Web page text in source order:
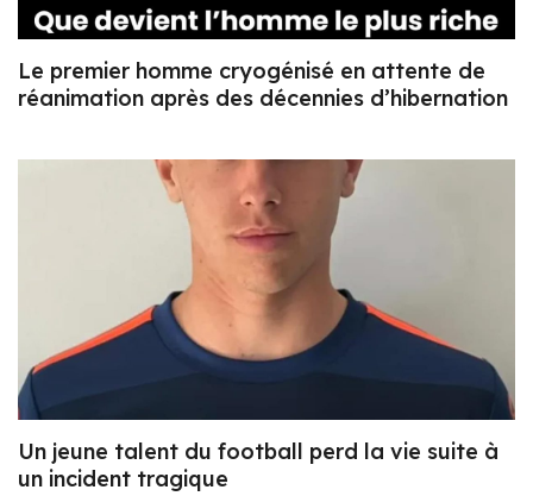
Le premier homme cryogénisé en attente de
réanimation après des décennies d’hibernation
Un jeune talent du football perd la vie suite à
un incident tragique